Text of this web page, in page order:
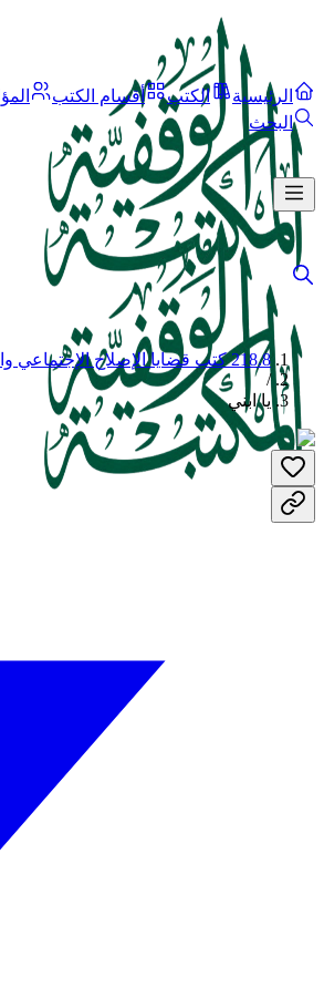
الرئيسية الكتب أقسام الكتب
البحث
218.8 كتب قضايا الإصلاح الإجتماعي والأسرة والمجتمع
/
يا ابني